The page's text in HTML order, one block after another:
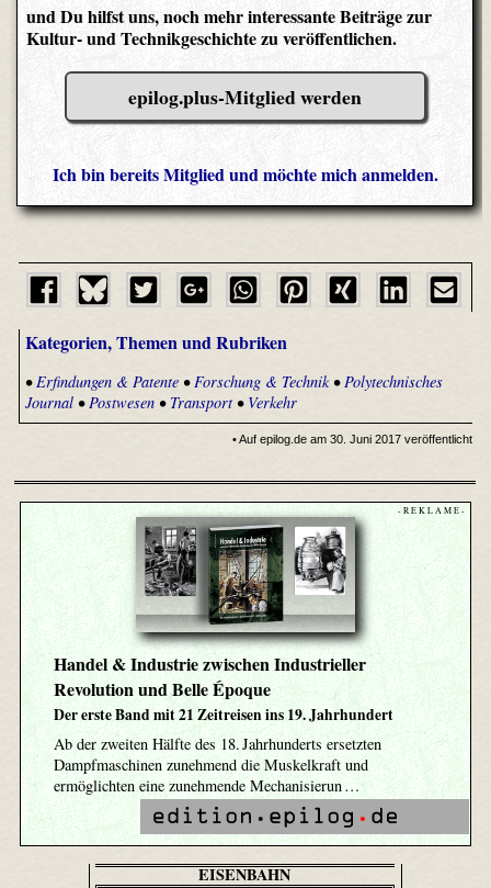
und Du hilfst uns, noch mehr interessante Beiträge zur
Kultur- und Technikgeschichte zu veröffentlichen.
epilog.plus-Mitglied werden
Ich bin bereits Mitglied und möchte mich anmelden.
Kategorien, Themen und Rubriken
• Erfindungen & Patente• Forschung & Technik• Polytechnisches
Journal• Postwesen• Transport• Verkehr
• Auf epilog.de am 30. Juni 2017 veröffentlicht
- R E K L A M E -
Handel & Industrie zwischen Industrieller
Revolution und Belle Époque
Der erste Band mit 21 Zeitreisen ins 19. Jahrhundert
Ab der zweiten Hälfte des 18. Jahrhunderts ersetzten
Dampfmaschinen zunehmend die Muskelkraft und
ermöglichten eine zunehmende Mechanisierun …
EISENBAHN